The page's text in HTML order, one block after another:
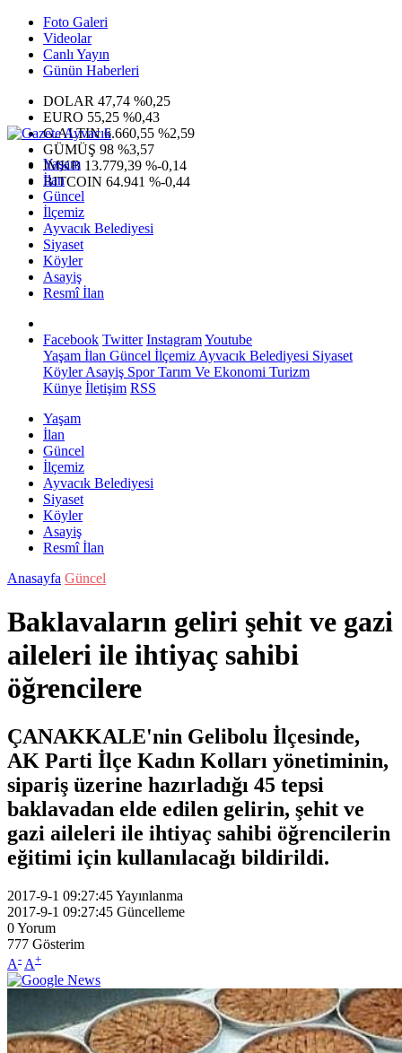
Foto Galeri
Videolar
Canlı Yayın
Günün Haberleri
DOLAR 47,74 %0,25
EURO 55,25 %0,43
G.ALTIN6.660,55 %2,59
GÜMÜŞ 98 %3,57
IMKB 13.779,39 %-0,14
BITCOIN 64.941 %-0,44
Yaşam
İlan
Güncel
İlçemiz
Ayvacık Belediyesi
Siyaset
Köyler
Asayiş
Resmî İlan
Facebook Twitter InstagramYoutube
Yaşam İlan Güncel İlçemiz Ayvacık Belediyesi Siyaset
KöylerAsayiş SporTarım Ve Ekonomi Turizm
Künye İletişim RSS
Yaşam
İlan
Güncel
İlçemiz
Ayvacık Belediyesi
Siyaset
Köyler
Asayiş
Resmî İlan
Anasayfa Güncel
Baklavaların geliri şehit ve gazi
aileleri ile ihtiyaç sahibi
öğrencilere
ÇANAKKALE'nin Gelibolu İlçesinde,
AK Parti İlçe Kadın Kolları yönetiminin,
sipariş üzerine hazırladığı 45 tepsi
baklavadan elde edilen gelirin, şehit ve
gazi aileleri ile ihtiyaç sahibi öğrencilerin
eğitimi için kullanılacağı bildirildi.
2017-9-1 09:27:45Yayınlanma
2017-9-1 09:27:45 Güncelleme
0Yorum
777 Gösterim
A- A+